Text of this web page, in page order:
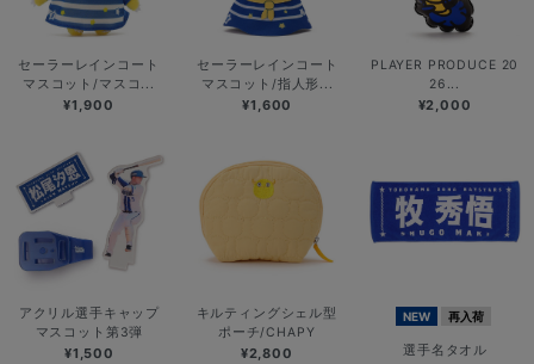
セーラーレインコート
マスコット/マスコ...
¥1,900
セーラーレインコート
マスコット/指人形...
¥1,600
PLAYER PRODUCE 20
26...
¥2,000
アクリル選手キャップ
マスコット第3弾
¥1,500
キルティングシェル型
ポーチ/CHAPY
¥2,800
NEW 再入荷
選手名タオル